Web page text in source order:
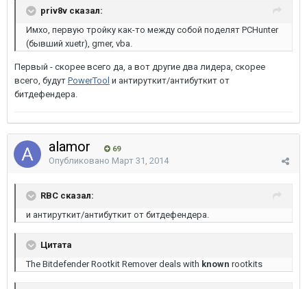
priv8v сказал:
Имхо, первую тройку как-то между собой поделят PCHunter
(бывший xuetr), gmer, vba.
Первый - скорее всего да, а вот другие два лидера, скорее
всего, будут PowerTool и антируткит/антибуткит от
битдефендера.
alamor 69
Опубликовано Март 31, 2014
RBC сказал:
и антируткит/антибуткит от битдефендера.
Цитата
The Bitdefender Rootkit Remover deals with known rootkits